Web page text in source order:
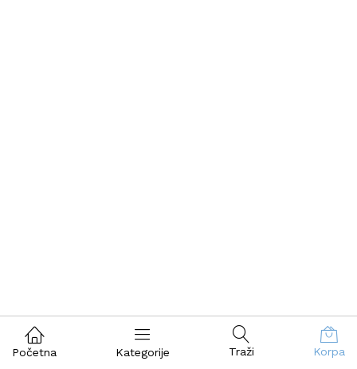
Početna Kategorije Traži Korpa